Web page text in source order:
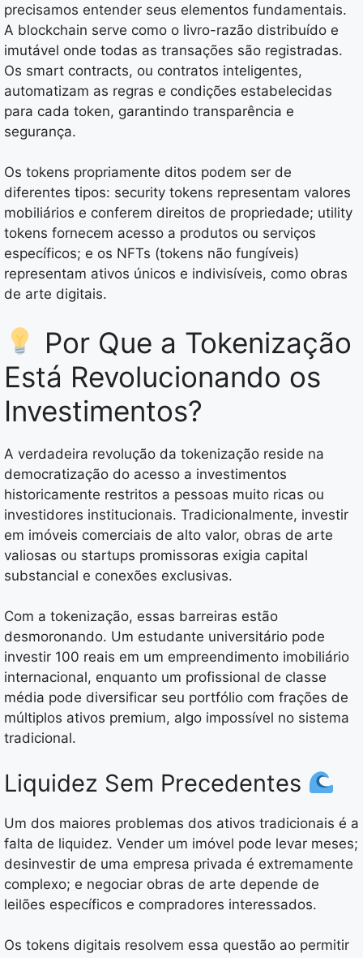
precisamos entender seus elementos fundamentais.
A blockchain serve como o livro-razão distribuído e
imutável onde todas as transações são registradas.
Os smart contracts, ou contratos inteligentes,
automatizam as regras e condições estabelecidas
para cada token, garantindo transparência e
segurança.
Os tokens propriamente ditos podem ser de
diferentes tipos: security tokens representam valores
mobiliários e conferem direitos de propriedade; utility
tokens fornecem acesso a produtos ou serviços
específicos; e os NFTs (tokens não fungíveis)
representam ativos únicos e indivisíveis, como obras
de arte digitais.
Por Que a Tokenização
Está Revolucionando os
Investimentos?
A verdadeira revolução da tokenização reside na
democratização do acesso a investimentos
historicamente restritos a pessoas muito ricas ou
investidores institucionais. Tradicionalmente, investir
em imóveis comerciais de alto valor, obras de arte
valiosas ou startups promissoras exigia capital
substancial e conexões exclusivas.
Com a tokenização, essas barreiras estão
desmoronando. Um estudante universitário pode
investir 100 reais em um empreendimento imobiliário
internacional, enquanto um profissional de classe
média pode diversificar seu portfólio com frações de
múltiplos ativos premium, algo impossível no sistema
tradicional.
Liquidez Sem Precedentes
Um dos maiores problemas dos ativos tradicionais é a
falta de liquidez. Vender um imóvel pode levar meses;
desinvestir de uma empresa privada é extremamente
complexo; e negociar obras de arte depende de
leilões específicos e compradores interessados.
Os tokens digitais resolvem essa questão ao permitir